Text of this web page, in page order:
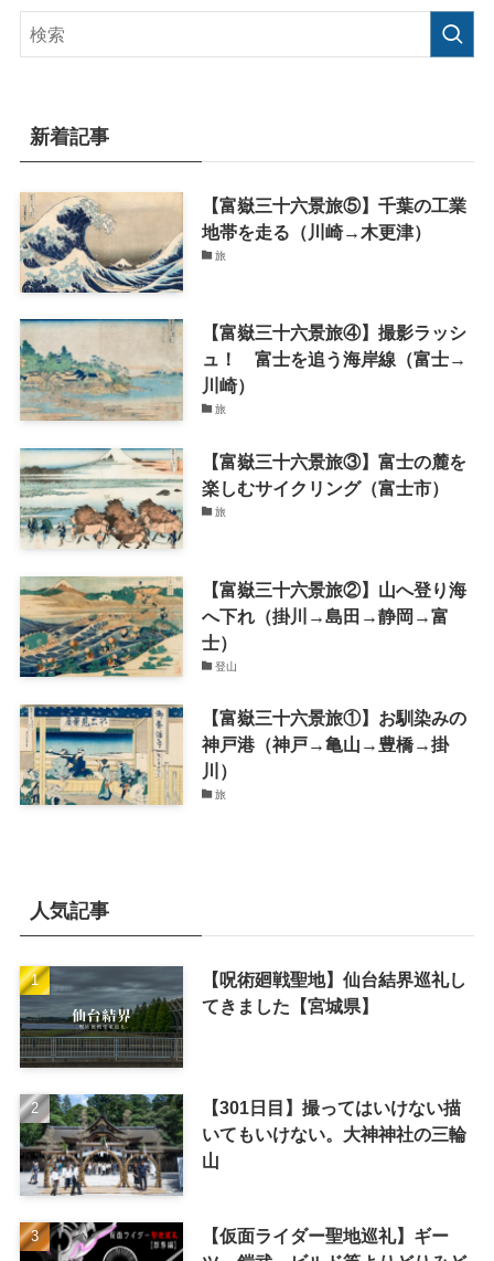
新着記事
【富嶽三十六景旅⑤】千葉の工業
地帯を走る（川崎→木更津）
旅
【富嶽三十六景旅④】撮影ラッシ
ュ！ 富士を追う海岸線（富士→
川崎）
旅
【富嶽三十六景旅③】富士の麓を
楽しむサイクリング（富士市）
旅
【富嶽三十六景旅②】山へ登り海
へ下れ（掛川→島田→静岡→富
士）
登山
【富嶽三十六景旅①】お馴染みの
神戸港（神戸→亀山→豊橋→掛
川）
旅
人気記事
【呪術廻戦聖地】仙台結界巡礼し
てきました【宮城県】
【301日目】撮ってはいけない描
いてもいけない。大神神社の三輪
山
【仮面ライダー聖地巡礼】ギー